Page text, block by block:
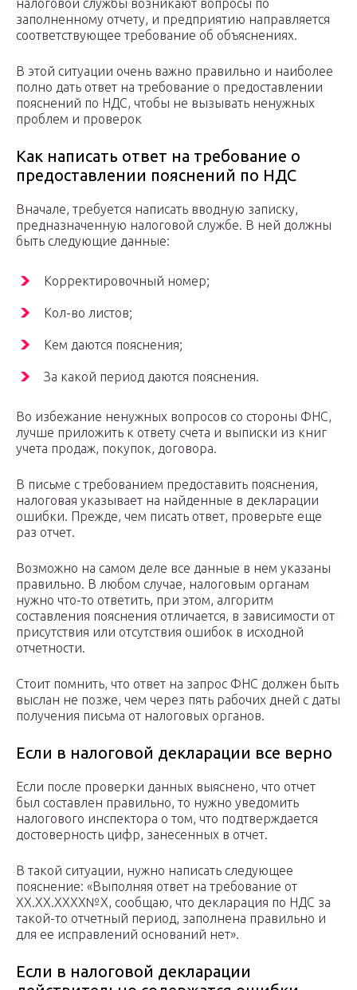
налоговой службы возникают вопросы по
заполненному отчету, и предприятию направляется
соответствующее требование об объяснениях.
В этой ситуации очень важно правильно и наиболее
полно дать ответ на требование о предоставлении
пояснений по НДС, чтобы не вызывать ненужных
проблем и проверок
Как написать ответ на требование о
предоставлении пояснений по НДС
Вначале, требуется написать вводную записку,
предназначенную налоговой службе. В ней должны
быть следующие данные:
Корректировочный номер;
Кол-во листов;
Кем даются пояснения;
За какой период даются пояснения.
Во избежание ненужных вопросов со стороны ФНС,
лучше приложить к ответу счета и выписки из книг
учета продаж, покупок, договора.
В письме с требованием предоставить пояснения,
налоговая указывает на найденные в декларации
ошибки. Прежде, чем писать ответ, проверьте еще
раз отчет.
Возможно на самом деле все данные в нем указаны
правильно. В любом случае, налоговым органам
нужно что-то ответить, при этом, алгоритм
составления пояснения отличается, в зависимости от
присутствия или отсутствия ошибок в исходной
отчетности.
Стоит помнить, что ответ на запрос ФНС должен быть
выслан не позже, чем через пять рабочих дней с даты
получения письма от налоговых органов.
Если в налоговой декларации все верно
Если после проверки данных выяснено, что отчет
был составлен правильно, то нужно уведомить
налогового инспектора о том, что подтверждается
достоверность цифр, занесенных в отчет.
В такой ситуации, нужно написать следующее
пояснение: «Выполняя ответ на требование от
ХХ.ХХ.ХХХХ№Х, сообщаю, что декларация по НДС за
такой-то отчетный период, заполнена правильно и
для ее исправлений оснований нет».
Если в налоговой декларации